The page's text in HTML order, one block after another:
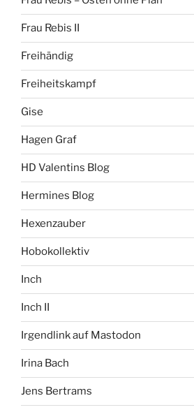
Frau Rebis II
Freihändig
Freiheitskampf
Gise
Hagen Graf
HD Valentins Blog
Hermines Blog
Hexenzauber
Hobokollektiv
Inch
Inch II
Irgendlink auf Mastodon
Irina Bach
Jens Bertrams